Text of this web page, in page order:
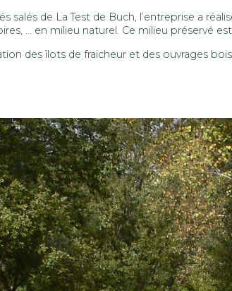
salés de La Test de Buch, l’entreprise a
… en milieu naturel. Ce milieu préservé
des îlots de fraicheur et des ouvrages